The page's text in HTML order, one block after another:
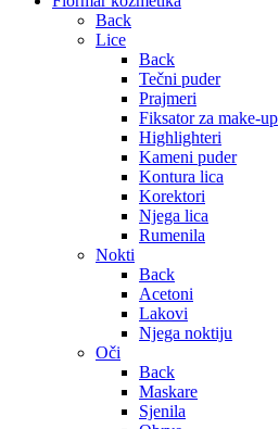
Back
Lice
Back
Tečni puder
Prajmeri
Fiksator za make-up
Highlighteri
Kameni puder
Kontura lica
Korektori
Njega lica
Rumenila
Nokti
Back
Acetoni
Lakovi
Njega noktiju
Oči
Back
Maskare
Sjenila